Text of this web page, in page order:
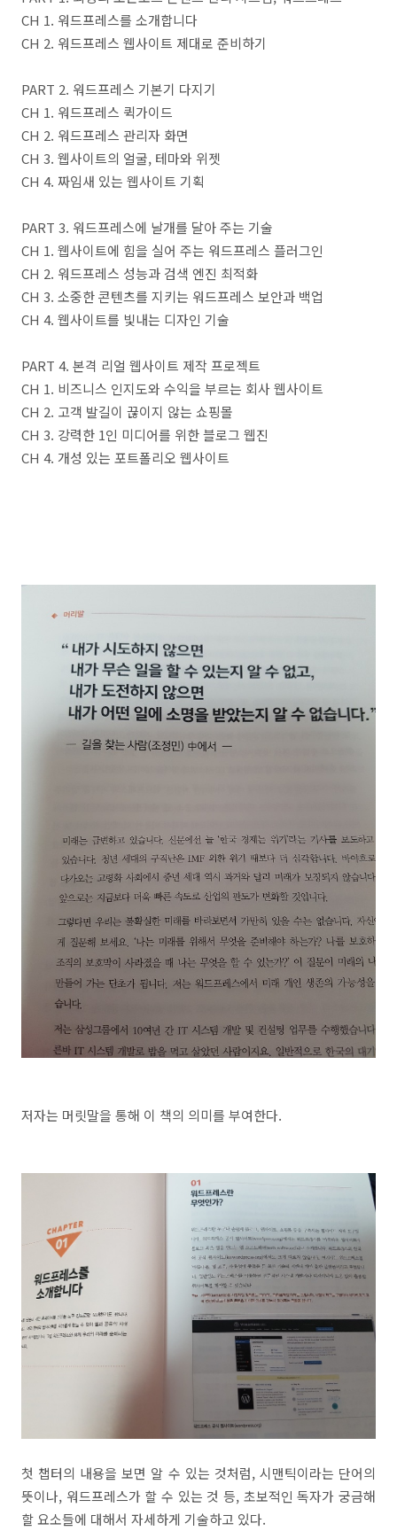
CH 1. 워드프레스를 소개합니다
CH 2. 워드프레스 웹사이트 제대로 준비하기
PART 2. 워드프레스 기본기 다지기
CH 1. 워드프레스 퀵가이드
CH 2. 워드프레스 관리자 화면
CH 3. 웹사이트의 얼굴, 테마와 위젯
CH 4. 짜임새 있는 웹사이트 기획
PART 3. 워드프레스에 날개를 달아 주는 기술
CH 1. 웹사이트에 힘을 실어 주는 워드프레스 플러그인
CH 2. 워드프레스 성능과 검색 엔진 최적화
CH 3. 소중한 콘텐츠를 지키는 워드프레스 보안과 백업
CH 4. 웹사이트를 빛내는 디자인 기술
PART 4. 본격 리얼 웹사이트 제작 프로젝트
CH 1. 비즈니스 인지도와 수익을 부르는 회사 웹사이트
CH 2. 고객 발길이 끊이지 않는 쇼핑몰
CH 3. 강력한 1인 미디어를 위한 블로그 웹진
CH 4. 개성 있는 포트폴리오 웹사이트
저자는 머릿말을 통해 이 책의 의미를 부여한다.
첫 챕터의 내용을 보면 알 수 있는 것처럼, 시맨틱이라는 단어의
뜻이나, 워드프레스가 할 수 있는 것 등, 초보적인 독자가 궁금해
할 요소들에 대해서 자세하게 기술하고 있다.